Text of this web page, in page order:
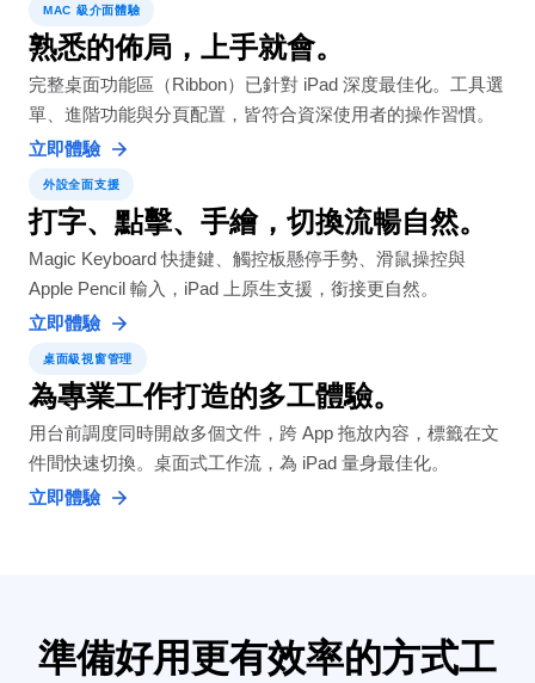
MAC 級介面體驗
熟悉的佈局，上手就會。
完整桌面功能區（Ribbon）已針對 iPad 深度最佳化。工具選
單、進階功能與分頁配置，皆符合資深使用者的操作習慣。
立即體驗
外設全面支援
打字、點擊、手繪，切換流暢自然。
Magic Keyboard 快捷鍵、觸控板懸停手勢、滑鼠操控與
Apple Pencil 輸入，iPad 上原生支援，銜接更自然。
立即體驗
桌面級視窗管理
為專業工作打造的多工體驗。
用台前調度同時開啟多個文件，跨 App 拖放內容，標籤在文
件間快速切換。桌面式工作流，為 iPad 量身最佳化。
立即體驗
準備好用更有效率的方式工